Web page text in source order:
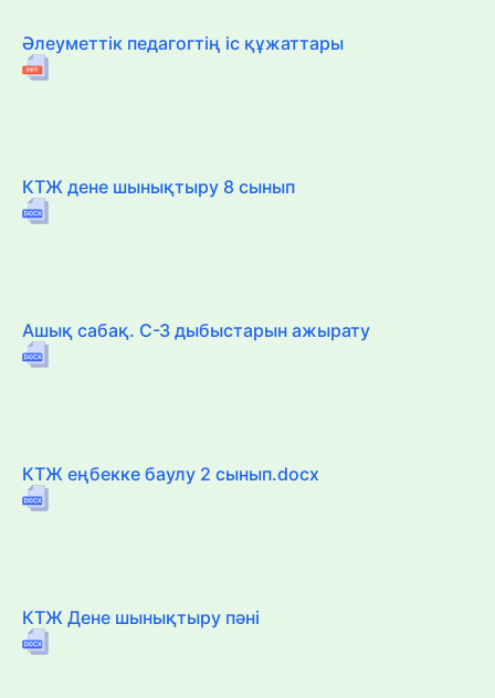
Әлеуметтік педагогтің іс құжаттары
КТЖ дене шынықтыру 8 сынып
Ашық сабақ. С-З дыбыстарын ажырату
КТЖ еңбекке баулу 2 сынып.docx
КТЖ Дене шынықтыру пәні